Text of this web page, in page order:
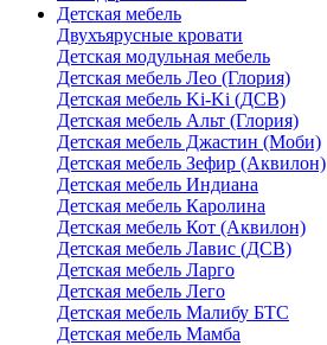
Детская мебель
Двухъярусные кровати
Детская модульная мебель
Детская мебель Лео (Глория)
Детская мебель Ki-Ki (ДСВ)
Детская мебель Альт (Глория)
Детская мебель Джастин (Моби)
Детская мебель Зефир (Аквилон)
Детская мебель Индиана
Детская мебель Каролина
Детская мебель Кот (Аквилон)
Детская мебель Лавис (ДСВ)
Детская мебель Ларго
Детская мебель Лего
Детская мебель Малибу БТС
Детская мебель Мамба